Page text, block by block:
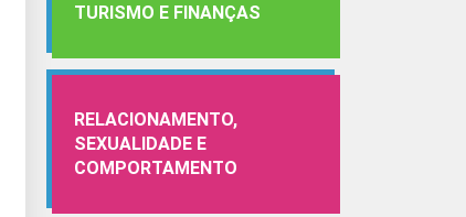
TURISMO E FINANÇAS
RELACIONAMENTO,
SEXUALIDADE E
COMPORTAMENTO